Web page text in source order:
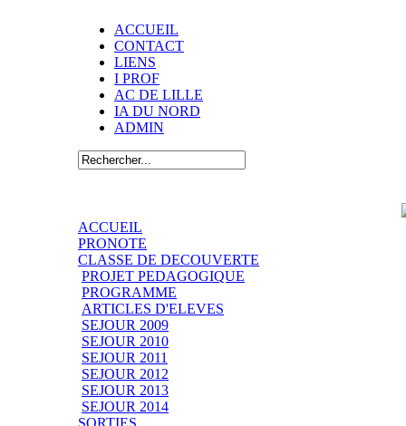
ACCUEIL
CONTACT
LIENS
I PROF
AC DE LILLE
IA DU NORD
ADMIN
ACCUEIL
PRONOTE
CLASSE DE DECOUVERTE
PROJET PEDAGOGIQUE
PROGRAMME
ARTICLES D'ELEVES
SEJOUR 2009
SEJOUR 2010
SEJOUR 2011
SEJOUR 2012
SEJOUR 2013
SEJOUR 2014
SORTIES